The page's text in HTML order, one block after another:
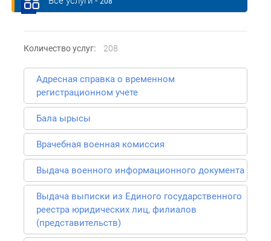
Количество услуг: 208
Адресная справка о временном
регистрационном учете
Бала ырысы
Врачебная военная комиссия
Выдача военного информационного документа
Выдача выписки из Единого государственного
реестра юридических лиц, филиалов
(представительств)